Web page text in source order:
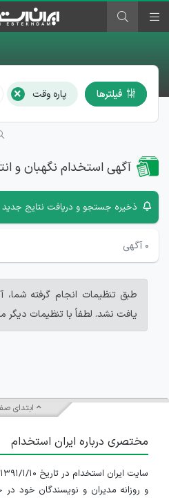
فیلترها پاره وقت ×
آگهی استخدام نگهبان و
ذخیره جستجو و دریافت نتایج جدید
۰ آگهی
طبق تنظیمات انجام گرفته شما،
یافت نشد. لطفاً با تنظیمات دیگر
ابتدای
مختصری درباره ایران استخدام
و روزانه مدیران و نویسندگان خود